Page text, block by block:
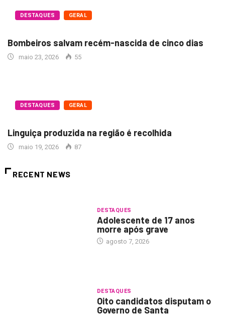
DESTAQUES GERAL
Bombeiros salvam recém-nascida de cinco dias
maio 23, 2026 55
DESTAQUES GERAL
Linguiça produzida na região é recolhida
maio 19, 2026 87
RECENT NEWS
DESTAQUES
Adolescente de 17 anos
morre após grave
agosto 7, 2026
DESTAQUES
Oito candidatos disputam o
Governo de Santa